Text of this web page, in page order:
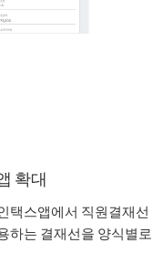
확대
택스앱에서 직원결재선
하는 결재선을 양식별로